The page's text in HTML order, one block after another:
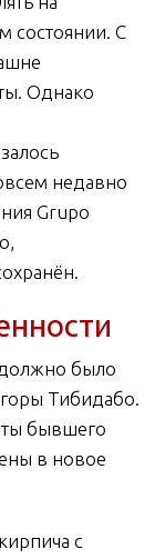
состоянии. С
Однако
недавно
Grupo
должно было
Тибидабо.
бывшего
в новое
с